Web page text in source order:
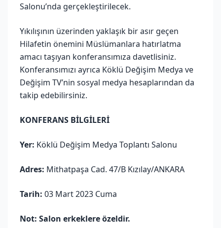
Salonu’nda gerçekleştirilecek.
Yıkılışının üzerinden yaklaşık bir asır geçen
Hilafetin önemini Müslümanlara hatırlatma
amacı taşıyan konferansımıza davetlisiniz.
Konferansımızı ayrıca Köklü Değişim Medya ve
Değişim TV’nin sosyal medya hesaplarından da
takip edebilirsiniz.
KONFERANS BİLGİLERİ
Yer: Köklü Değişim Medya Toplantı Salonu
Adres: Mithatpaşa Cad. 47/B Kızılay/ANKARA
Tarih: 03 Mart 2023 Cuma
Not: Salon erkeklere özeldir.